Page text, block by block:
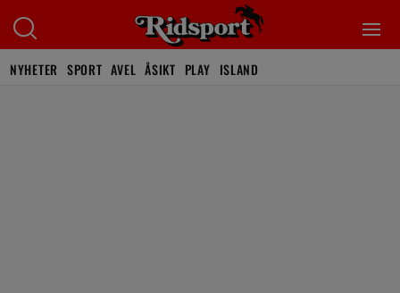
NYHETER SPORT AVEL ÅSIKT PLAY ISLAND